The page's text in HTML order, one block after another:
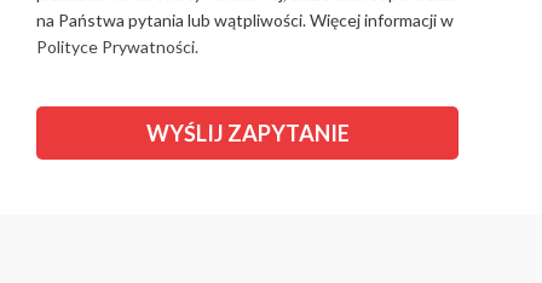
na Państwa pytania lub wątpliwości. Więcej informacji w
Polityce Prywatności.